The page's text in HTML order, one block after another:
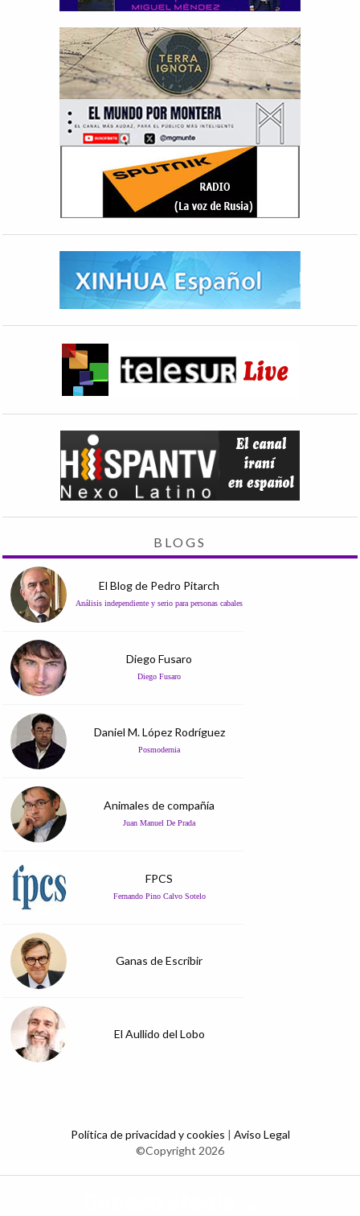
BLOGS
El Blog de Pedro Pitarch
Análisis independiente y serio para personas cabales
Diego Fusaro
Diego Fusaro
Daniel M. López Rodríguez
Posmodernia
Animales de compañía
Juan Manuel De Prada
FPCS
Fernando Pino Calvo Sotelo
Ganas de Escribir
El Aullido del Lobo
Política de privacidad y cookies | Aviso Legal
©Copyright 2026